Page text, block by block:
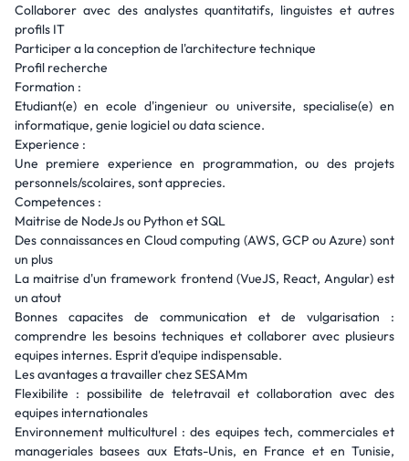
Collaborer avec des analystes quantitatifs, linguistes et autres
profils IT
Participer a la conception de l'architecture technique
Profil recherche
Formation :
Etudiant(e) en ecole d'ingenieur ou universite, specialise(e) en
informatique, genie logiciel ou data science.
Experience :
Une premiere experience en programmation, ou des projets
personnels/scolaires, sont apprecies.
Competences :
Maitrise de NodeJs ou Python et SQL
Des connaissances en Cloud computing (AWS, GCP ou Azure) sont
un plus
La maitrise d'un framework frontend (VueJS, React, Angular) est
un atout
Bonnes capacites de communication et de vulgarisation :
comprendre les besoins techniques et collaborer avec plusieurs
equipes internes. Esprit d'equipe indispensable.
Les avantages a travailler chez SESAMm
Flexibilite : possibilite de teletravail et collaboration avec des
equipes internationales
Environnement multiculturel : des equipes tech, commerciales et
manageriales basees aux Etats-Unis, en France et en Tunisie,